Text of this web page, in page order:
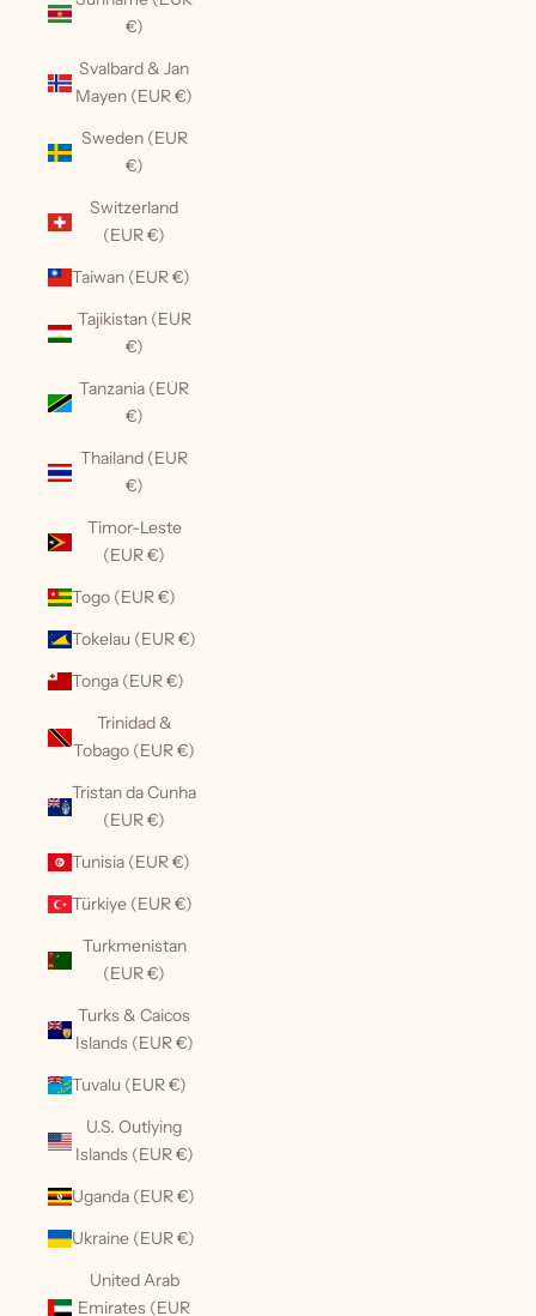
€)
Svalbard & Jan
Mayen (EUR €)
Sweden (EUR
€)
Switzerland
(EUR €)
Taiwan (EUR €)
Tajikistan (EUR
€)
Tanzania (EUR
€)
Thailand (EUR
€)
Timor-Leste
(EUR €)
Togo (EUR €)
Tokelau (EUR €)
Tonga (EUR €)
Trinidad &
Tobago (EUR €)
Tristan da Cunha
(EUR €)
Tunisia (EUR €)
Türkiye (EUR €)
Turkmenistan
(EUR €)
Turks & Caicos
Islands (EUR €)
Tuvalu (EUR €)
U.S. Outlying
Islands (EUR €)
Uganda (EUR €)
Ukraine (EUR €)
United Arab
Emirates (EUR